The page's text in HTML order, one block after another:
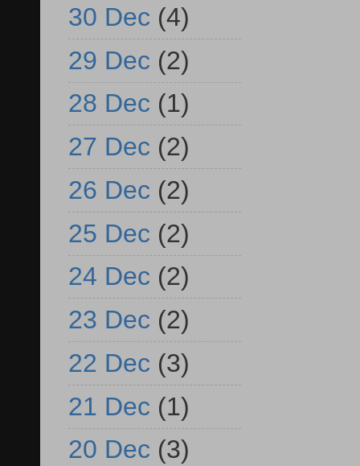
30 Dec (4)
29 Dec (2)
28 Dec (1)
27 Dec (2)
26 Dec (2)
25 Dec (2)
24 Dec (2)
23 Dec (2)
22 Dec (3)
21 Dec (1)
20 Dec (3)